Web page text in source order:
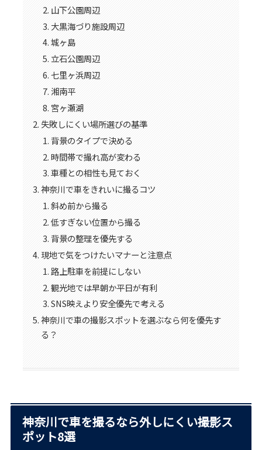
山下公園周辺
大黒海づり施設周辺
城ヶ島
立石公園周辺
七里ヶ浜周辺
湘南平
宮ヶ瀬湖
失敗しにくい場所選びの基準
背景のタイプで決める
時間帯で撮れ高が変わる
車種との相性も見ておく
神奈川で車をきれいに撮るコツ
斜め前から撮る
低すぎない位置から撮る
背景の整理を優先する
現地で気をつけたいマナーと注意点
路上駐車を前提にしない
観光地では早朝か平日が有利
SNS映えより安全優先で考える
神奈川で車の撮影スポットを選ぶなら何を優先す
る？
神奈川で車を撮るなら外しにくい撮影ス
ポット8選